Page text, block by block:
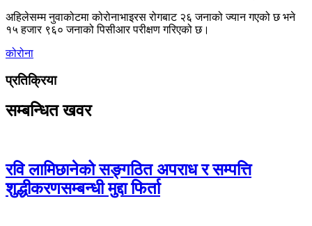
अहिलेसम्म नुवाकोटमा कोरोनाभाइरस रोगबाट २६ जनाको ज्यान गएको छ भने
१५ हजार ९६० जनाको पिसीआर परीक्षण गरिएको छ।
कोरोना
प्रतिक्रिया
सम्बन्धित खवर
रवि लामिछानेको सङ्गठित अपराध र सम्पत्ति
शुद्धीकरणसम्बन्धी मुद्दा फिर्ता